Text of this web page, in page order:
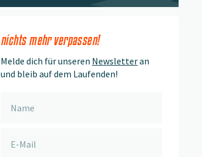
nichts mehr verpassen!
Melde dich für unseren Newsletteran
und bleib auf dem Laufenden!